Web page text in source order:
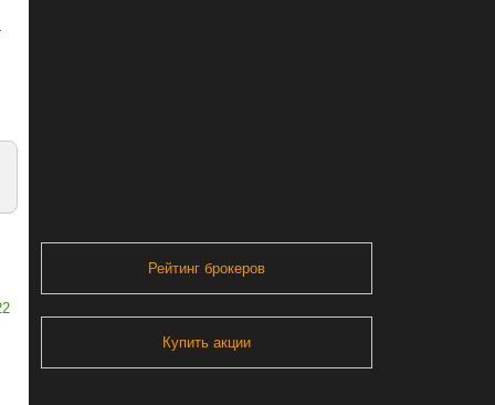
Рейтинг брокеров
Купить акции